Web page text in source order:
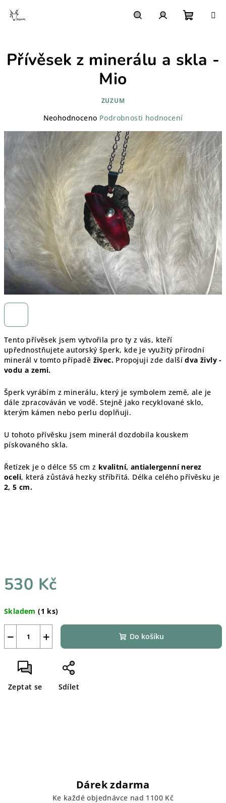
košík
Tento přívěsek jsem vytvořila pro ty z vás, kteří
upřednostňujete autorský šperk, kde je využitý přírodní
minerál v tomto případě živec. Propojuji zde další dva živly -
vodu a zemi.
Šperk vyrábím z minerálu, který je symbolem země, ale je
dále zpracováván ve vodě. Stejně jako recyklované sklo,
kterým kámen nebo perlu doplňuji.
U tohoto přívěsku jsem minerál dozdobila kouskem
pískovaného skla.
Řetízek je o délce 55 cm z kvalitní, antialergenní nerez
oceli, která zůstává hezky stříbřitá. Délka celého přívěsku je
2, 5 cm.
530 Kč
cena:
Skladem(1 ks)
+
− Do košíku
Zeptat se Sdílet
Přívěsek z minerálu a skla -
Mio
ZUZUM
Průměrné
produktu
je
z
5
hvězdiček.
Neohodnoceno Podrobnosti hodnocení
Dárek zdarma
Ke každé objednávce nad 1100 Kč